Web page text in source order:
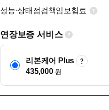
성능·상태점검책임보험료
연장보증 서비스
리본케어 Plus
435,000원